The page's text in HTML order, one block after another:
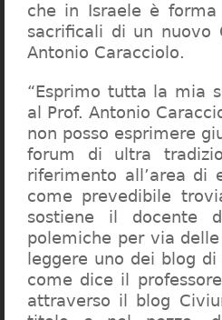
che in Israele è forma
sacrificali di un nuovo
Antonio Caracciolo.
“Esprimo tutta la mia
al Prof. Antonio
non posso esprimere
forum di ultra
riferimento all’area di
come prevedibile
sostiene il docente
polemiche per via
leggere uno dei blog
come dice il
attraverso il blog